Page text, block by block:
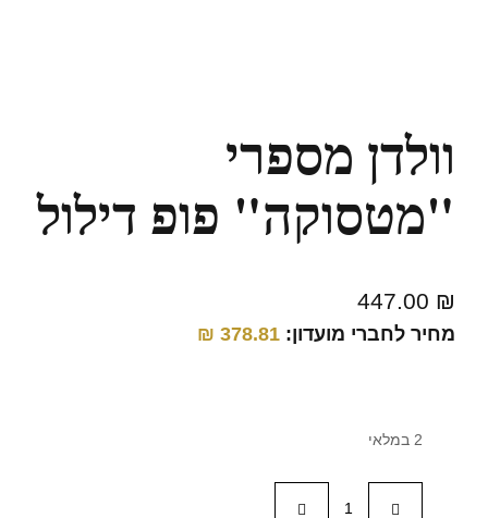
וולדן מספרי
"מטסוקה" פופ דילול
447.00 ₪
מחיר לחברי מועדון: 378.81
₪
2 במלאי